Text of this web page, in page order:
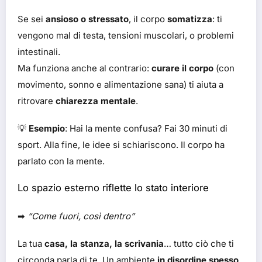
Se sei ansioso o stressato, il corpo somatizza: ti
vengono mal di testa, tensioni muscolari, o problemi
intestinali.
Ma funziona anche al contrario: curare il corpo (con
movimento, sonno e alimentazione sana) ti aiuta a
ritrovare chiarezza mentale.
💡 Esempio: Hai la mente confusa? Fai 30 minuti di
sport. Alla fine, le idee si schiariscono. Il corpo ha
parlato con la mente.
Lo spazio esterno riflette lo stato interiore
➡ “Come fuori, così dentro”
La tua casa, la stanza, la scrivania… tutto ciò che ti